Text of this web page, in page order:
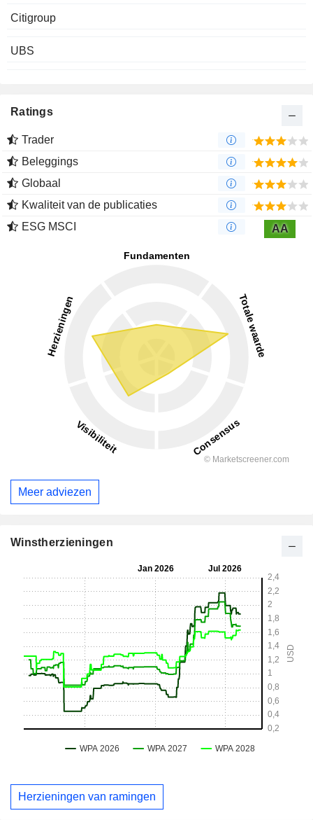
Citigroup
UBS
Ratings
Trader
Beleggings
Globaal
Kwaliteit van de publicaties
ESG MSCI
AA
Meer adviezen
Winstherzieningen
Herzieningen van ramingen